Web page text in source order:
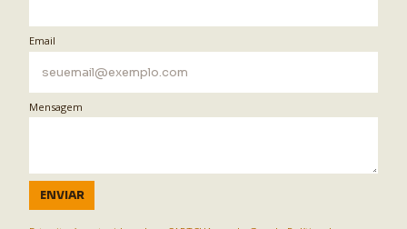
Email
Mensagem
ENVIAR